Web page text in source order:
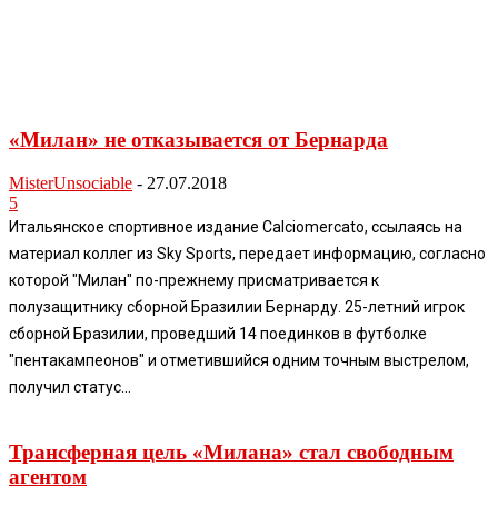
«Милан» не отказывается от Бернарда
MisterUnsociable - 27.07.2018
5
Итальянское спортивное издание Calciomercato, ссылаясь на
материал коллег из Sky Sports, передает информацию, согласно
которой "Милан" по-прежнему присматривается к
полузащитнику сборной Бразилии Бернарду. 25-летний игрок
сборной Бразилии, проведший 14 поединков в футболке
"пентакампеонов" и отметившийся одним точным выстрелом,
получил статус...
Трансферная цель «Милана» стал свободным
агентом